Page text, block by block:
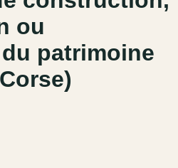
ou
patrimoine